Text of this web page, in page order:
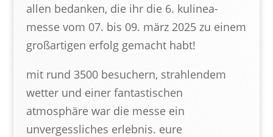
allen bedanken, die ihr die 6. kulinea-
messe vom 07. bis 09. märz 2025 zu einem
großartigen erfolg gemacht habt!
mit rund 3500 besuchern, strahlendem
wetter und einer fantastischen
atmosphäre war die messe ein
unvergessliches erlebnis. eure